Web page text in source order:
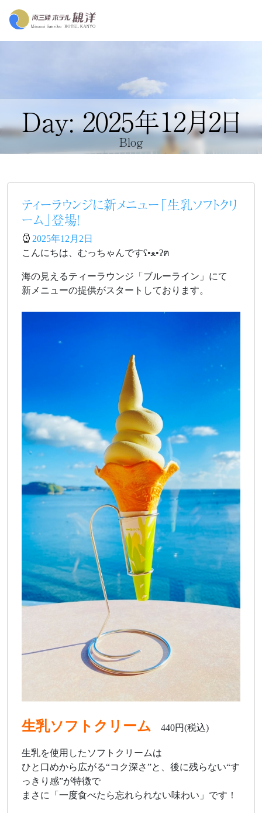
Day: 2025年12月2日
Blog
ティーラウンジに新メニュー「生乳ソフトクリ
ーム」登場！
2025年12月2日
こんにちは、むっちゃんですʕ•ﻌ•ʔฅ
海の見えるティーラウンジ「ブルーライン」にて
新メニューの提供がスタートしております。
生乳ソフトクリーム 440円(税込)
生乳を使用したソフトクリームは
ひと口めから広がる“コク深さ”と、後に残らない“す
っきり感”が特徴で
まさに「一度食べたら忘れられない味わい」です！